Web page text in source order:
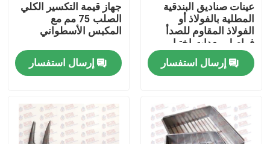
منزل
حول بنا
عينات صناديق البندقية
المطلية بالفولاذ أو
الفولاذ المقاوم للصدأ
فواصل معدات اختبار
التربة
إرسال استفسار
جهاز قيمة التكسير الكلي
الصلب 75 مم مع
المكبس الأسطواني
إرسال استفسار